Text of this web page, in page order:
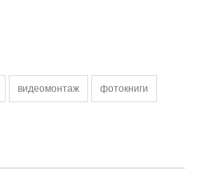
видеомонтаж фотокниги